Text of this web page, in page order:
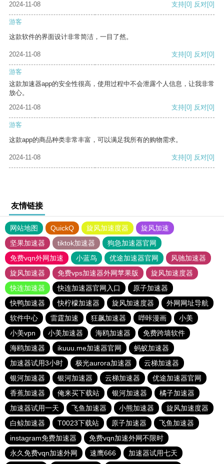
2024-11-08 支持[0] 反对[0]
游客
这款软件的界面设计非常简洁，一目了然。
2024-11-08 支持[0] 反对[0]
游客
这款加速器app的安全性很高，使用过程中不会泄露个人信息，让我非常
放心。
2024-11-08
支持[0] 反对[0]
游客
这款app的商品种类非常丰富，可以满足我所有的购物需求。
2024-11-08 支持[0] 反对[0]
友情链接
网站地图 QuickQ 旋风加速度器
旋风加速
坚果加速器
tiktok加速器
狗急加速器官网
免费vqn外网加速
小蓝鸟 优途加速器官网
风驰加速器
旋风加速器
免费vps加速器外网苹果版
旋风加速度器
快连加速器
快连加速器官网入口
原子加速器
快鸭加速器
快柠檬加速器 旋风加速度器
外网网址导航
软件中心
雷霆加速 狂飙加速器 哔咔漫画
小美
小美vpn
小美加速器 海鸥加速器
免费跨墙软件
海鸥加速器
ikuuu.me加速器官网
蚂蚁加速器
加速器试用3小时
极光aurora加速器
云梯加速器
银河加速器
银河加速器 云梯加速器
优途加速器官网
香蕉加速器
俺来买下载站 银河加速器
橘子加速器
加速器试用一天
飞鱼加速器 小熊加速器
旋风加速度器
白鲸加速器
T0023下载站 原子加速器
飞鱼加速器
instagram免费加速器
免费vqn加速外网不限时
永久免费vqn加速外网
速鹰666 加速器试用七天